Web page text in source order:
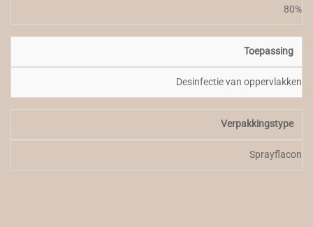
80%
Toepassing
Desinfectie van oppervlakken
Verpakkingstype
Sprayflacon